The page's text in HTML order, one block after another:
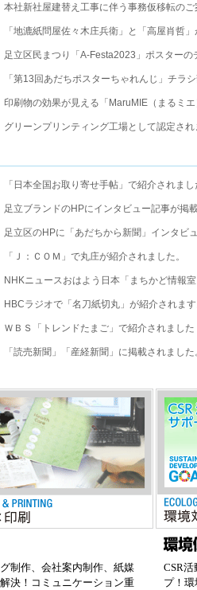
本社新社屋建替え工事に伴う事務仮移転のご
「地漉紙問屋佐々木庄兵衛」と「高屋肖哲
足立区民まつり「A-Festa2023」ポスターの
「第13回あだちポスターちゃれんじ」チラ
印刷物の効果が見える「MaruMIE（まるミエ
グリーンプリンティング工場として認定され
「日本全国お取り寄せ手帖」で紹介されまし
足立ブランドのHPにインタビュー記事が掲
足立区のHPに「あだちから新聞」インタビ
「Ｊ：ＣＯＭ」で丸庄が紹介されました。
NHKニュースおはよう日本「まちかど情報室
HBCラジオで「名刀紙切丸」が紹介されます
ＷＢＳ「トレンドたまご」で紹介されました
「読売新聞」「産経新聞」に掲載されました
制作、会社案内制作、紙媒
決！コミュニケーション重
CSR
プ！